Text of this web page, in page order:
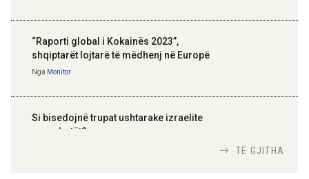
“Raporti global i Kokainës 2023”,
shqiptarët lojtarë të mëdhenj në Europë
Nga Monitor
Si bisedojnë trupat ushtarake izraelite
me robotët?
TË GJITHA